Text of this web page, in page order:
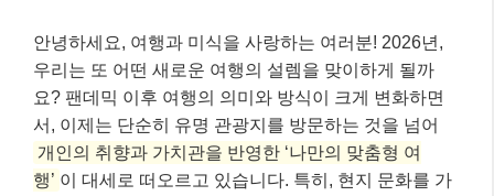
안녕하세요, 여행과 미식을 사랑하는 여러분! 2026년,
우리는 또 어떤 새로운 여행의 설렘을 맞이하게 될까
요? 팬데믹 이후 여행의 의미와 방식이 크게 변화하면
서, 이제는 단순히 유명 관광지를 방문하는 것을 넘어
개인의 취향과 가치관을 반영한 ‘나만의 맞춤형 여
행’ 이 대세로 떠오르고 있습니다. 특히, 현지 문화를 가